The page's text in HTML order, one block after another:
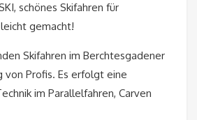
schönes Skifahren für
gemacht!
Skifahren im Berchtesgadener
von Profis. Es erfolgt eine
im Parallelfahren, Carven